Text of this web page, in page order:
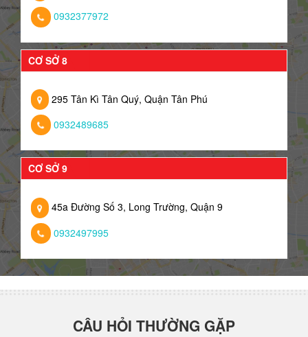
0932377972
CƠ SỞ 8
295 Tân Kì Tân Quý, Quận Tân Phú
0932489685
CƠ SỞ 9
45a Đường Số 3, Long Trường, Quận 9
0932497995
CÂU HỎI THƯỜNG GẶP